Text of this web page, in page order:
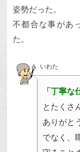
姿勢だった。
不都合な事があ
た。
いわた
「丁寧な
とたくさ
ありがと
でなく、